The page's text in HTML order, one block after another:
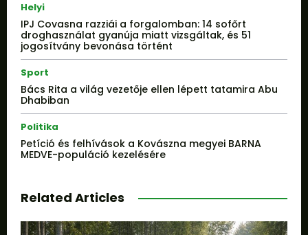
Helyi
IPJ Covasna razziái a forgalomban: 14 sofőrt
droghasználat gyanúja miatt vizsgáltak, és 51
jogosítvány bevonása történt
Sport
Bács Rita a világ vezetője ellen lépett tatamira Abu
Dhabiban
Politika
Petíció és felhívások a Kovászna megyei BARNA
MEDVE-populáció kezelésére
Related Articles